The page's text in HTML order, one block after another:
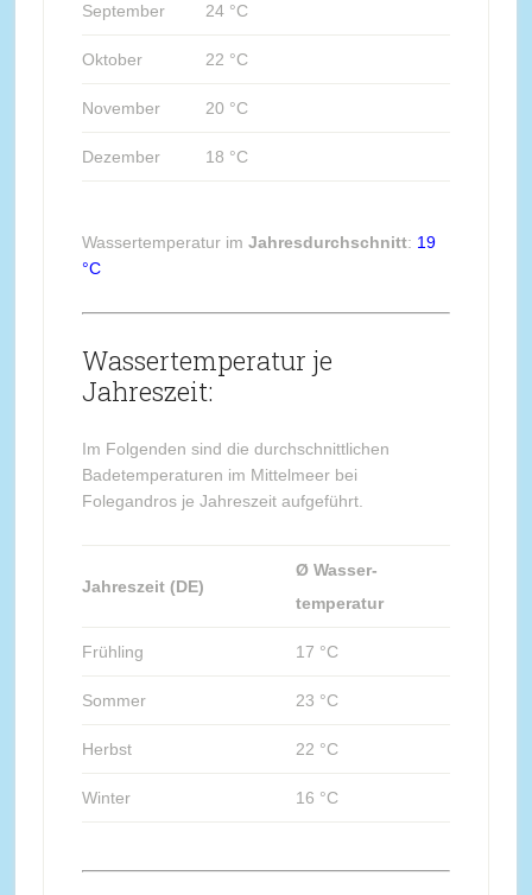
September 24 °C
Oktober 22 °C
November 20 °C
Dezember 18 °C
Wassertemperatur im Jahresdurchschnitt: 19
°C
Wassertemperatur je
Jahreszeit:
Im Folgenden sind die durchschnittlichen
Badetemperaturen im Mittelmeer bei
Folegandros je Jahreszeit aufgeführt.
Jahreszeit (DE)
Ø Wasser-
temperatur
Frühling 17 °C
Sommer 23 °C
Herbst 22 °C
Winter 16 °C